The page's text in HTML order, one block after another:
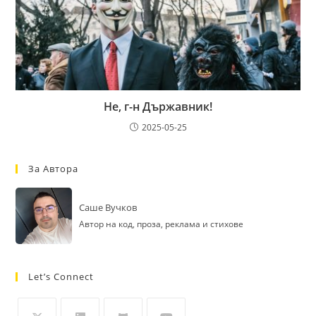
Не, г-н Държавник!
2025-05-25
За Автора
Саше Вучков
Автор на код, проза, реклама и стихове
Let’s Connect